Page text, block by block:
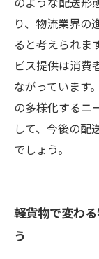
り、物流業界の
ると考えられま
ビス提供は消費
ながっています
の多様化するニ
して、今後の配
でしょう。
軽貨物で変わ
う